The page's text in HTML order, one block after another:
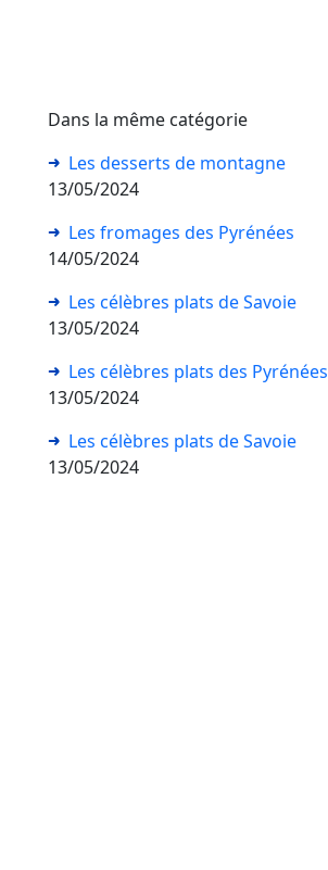
Dans la même catégorie
Les desserts de montagne
13/05/2024
Les fromages des Pyrénées
14/05/2024
Les célèbres plats de Savoie
13/05/2024
Les célèbres plats des Pyrénées
13/05/2024
Les célèbres plats de Savoie
13/05/2024